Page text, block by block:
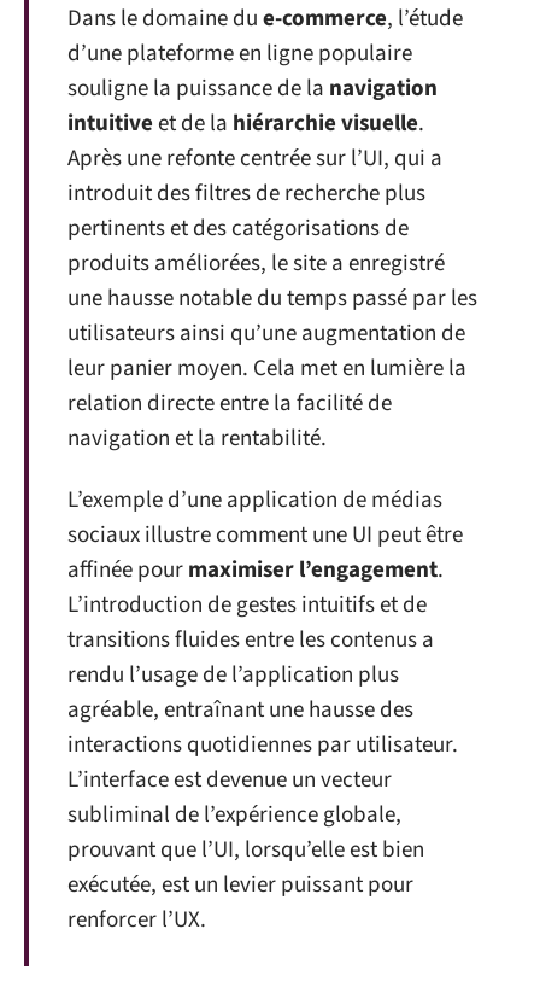
Dans le domaine due-commerce, l’étude
d’une plateforme en ligne populaire
souligne la puissance de la navigation
intuitiveet de la hiérarchie visuelle.
Après une refonte centrée sur l’UI, qui a
introduit des filtres de recherche plus
pertinents et des catégorisations de
produits améliorées, le site a enregistré
une hausse notable du temps passé par les
utilisateurs ainsi qu’une augmentation de
leur panier moyen. Cela met en lumière la
relation directe entre la facilité de
navigation et la rentabilité.
L’exemple d’une application de médias
sociaux illustre comment une UI peut être
affinée pourmaximiser l’engagement.
L’introduction de gestes intuitifs et de
transitions fluides entre les contenus a
rendu l’usage de l’application plus
agréable, entraînant une hausse des
interactions quotidiennes par utilisateur.
L’interface est devenue un vecteur
subliminal de l’expérience globale,
prouvant que l’UI, lorsqu’elle est bien
exécutée, est un levier puissant pour
renforcer l’UX.